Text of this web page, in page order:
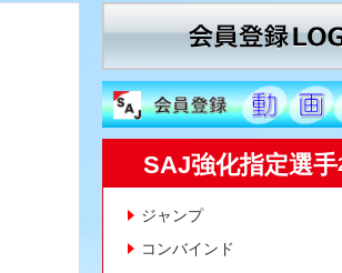
SAJ強化指定選手
ジャンプ
コンバインド